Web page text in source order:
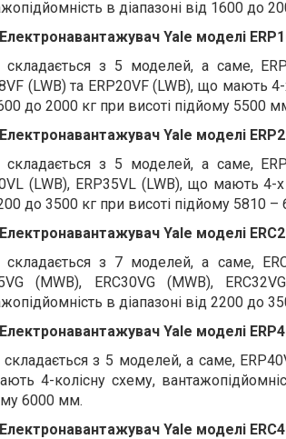
в діапазоні від 1600 до
Електронавантажувач Yale моделі
складається з 5 моделей, а саме,
(LWB) та ERP20VF (LWB), що мають
до 2000 кг при висоті підйому 5500
Електронавантажувач Yale моделі
складається з 5 моделей, а саме,
(LWB), ERP35VL (LWB), що мають 4-
до 3500 кг при висоті підйому 5810
Електронавантажувач Yale моделі
складається з 7 моделей, а саме,
(MWB), ERC30VG (MWB),
в діапазоні від 2200 до
Електронавантажувач Yale моделі
складається з 5 моделей, а саме,
4-колісну схему,
6000 мм.
Електронавантажувач Yale моделі